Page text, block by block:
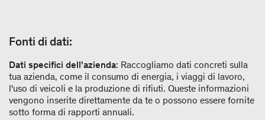
Fonti di dati:
Dati specifici dell'azienda: Raccogliamo dati concreti sulla
tua azienda, come il consumo di energia, i viaggi di lavoro,
l'uso di veicoli e la produzione di rifiuti. Queste informazioni
vengono inserite direttamente da te o possono essere fornite
sotto forma di rapporti annuali.